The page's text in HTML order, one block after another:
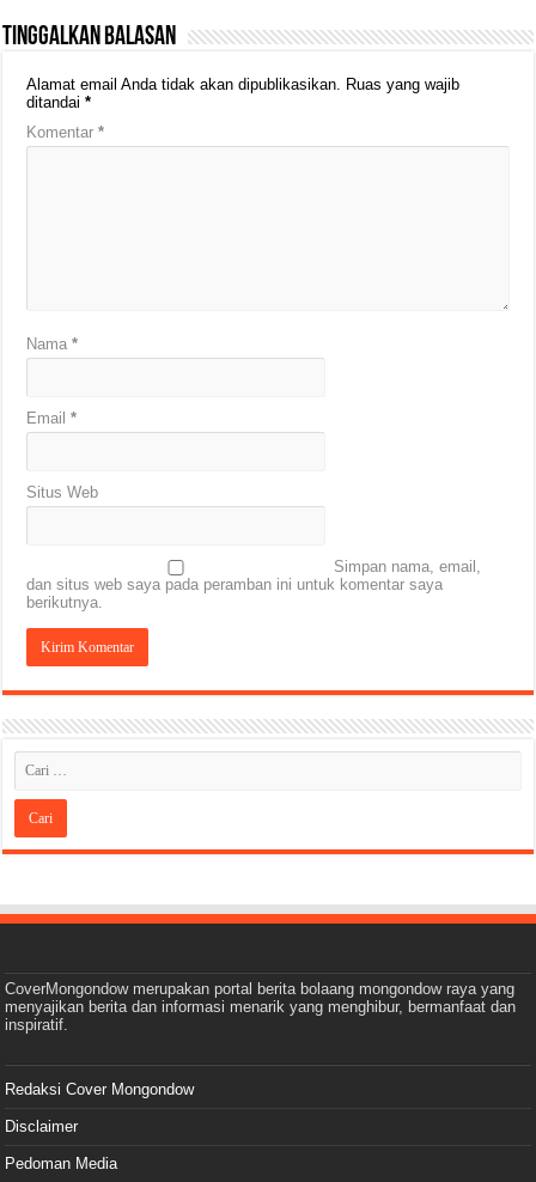
Tinggalkan Balasan
Alamat email Anda tidak akan dipublikasikan. Ruas yang wajib
ditandai*
Komentar*
Nama*
Email*
Situs Web
Simpan nama, email,
dan situs web saya pada peramban ini untuk komentar saya
berikutnya.
CoverMongondow merupakan portal berita bolaang mongondow raya yang
menyajikan berita dan informasi menarik yang menghibur, bermanfaat dan
inspiratif.
Redaksi Cover Mongondow
Disclaimer
Pedoman Media